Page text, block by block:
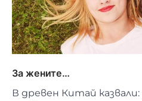
За жените…
В древен Китай